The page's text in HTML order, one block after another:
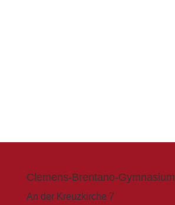
Clemens-Brentano-Gymnasium
An der Kreuzkirche 7